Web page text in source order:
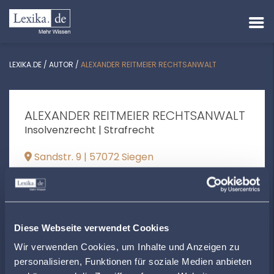
Diese Webseite verwendet Cookies
Wir verwenden Cookies, um Inhalte und Anzeigen zu
personalisieren, Funktionen für soziale Medien anbieten
LEXIKA.DE / AUTOR / ALEXANDER REITMEIER RECHTSANWALT
ALEXANDER REITMEIER RECHTSANWALT
Insolvenzrecht | Strafrecht
Sandstr. 9 | 57072 Siegen
info@rechtsanwaelte-reitmeier.de
+492712346220
www.rechtsanwaelte-reitmeier.de
ÖFFNUNGSZEITEN